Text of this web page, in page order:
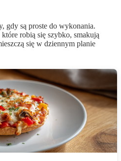
gdy są proste do wykonania.
robią się szybko, smakują
się w dziennym planie